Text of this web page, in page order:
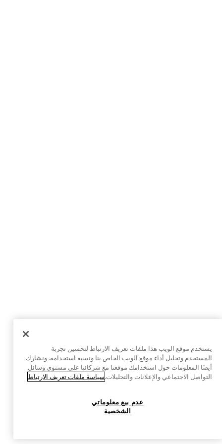
يستخدم موقع الويب هذا ملفات تعريف الارتباط لتحسين تجربة
المستخدم وتحليل أداء موقع الويب الخاص بنا ونسبة استخدامه. ونشارك
أيضًا المعلومات حول استخدامك موقعنا مع شركائنا على مستوى وسائل
التواصل الاجتماعي والإعلانات والتحليلات.سياسة ملفات تعريف الارتباط
عدم بيع معلوماتي
الشخصية